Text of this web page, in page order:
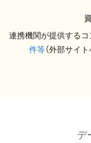
連携機関が提供するコ
件等（外部サイ
デ